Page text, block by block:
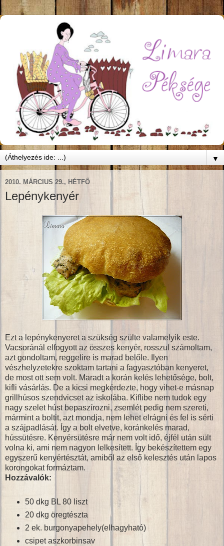
▼
2010. MÁRCIUS 29., HÉTFŐ
Lepénykenyér
Ezt a lepénykenyeret a szükség szülte valamelyik este.
Vacsoránál elfogyott az összes kenyér, rosszul számoltam,
azt gondoltam, reggelire is marad belőle. Ilyen
vészhelyzetekre szoktam tartani a fagyasztóban kenyeret,
de most ott sem volt. Maradt a korán kelés lehetősége, bolt,
kifli vásárlás. De a kicsi megkérdezte, hogy vihet-e másnap
grillhúsos szendvicset az iskolába. Kiflibe nem tudok egy
nagy szelet húst bepaszírozni, zsemlét pedig nem szereti,
mármint a boltit, azt mondja, nem lehet elrágni és fel is sérti
a szájpadlását. Így a bolt elvetve, koránkelés marad,
hússütésre. Kenyérsütésre már nem volt idő, éjfél után sült
volna ki, ami nem nagyon lelkesített. Így bekészítettem egy
egyszerű kenyértésztát, amiből az első kelesztés után lapos
korongokat formáztam.
Hozzávalók:
50 dkg BL 80 liszt
20 dkg öregtészta
2 ek. burgonyapehely(elhagyható)
csipet aszkorbinsav